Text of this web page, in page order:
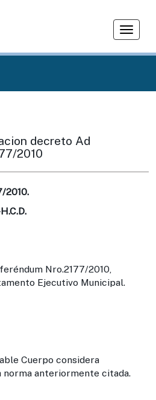
T
g
decreto Ad
2010
2010.
Nro.2177/2010,
Ejecutivo Municipal.
Cuerpo considera
anteriormente citada.